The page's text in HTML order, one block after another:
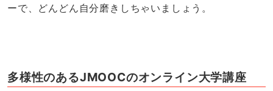
ーで、どんどん自分磨きしちゃいましょう。
多様性のあるJMOOCのオンライン大学講座